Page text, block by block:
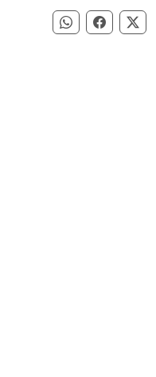
Compartir